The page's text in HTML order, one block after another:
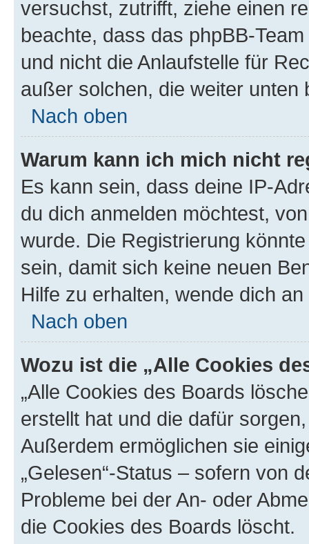
versuchst, zutrifft, ziehe einen
beachte, dass das phpBB-
und nicht die Anlaufstelle für
außer solchen, die weiter unten
Nach oben
Warum kann ich mich nicht
Es kann sein, dass deine IP-
du dich anmelden möchtest,
wurde. Die Registrierung
sein, damit sich keine neuen
Hilfe zu erhalten, wende dich
Nach oben
Wozu ist die „Alle Cookies
„Alle Cookies des Boards
erstellt hat und die dafür
Außerdem ermöglichen sie
„Gelesen“-Status – sofern von
Probleme bei der An- oder
die Cookies des Boards löscht.